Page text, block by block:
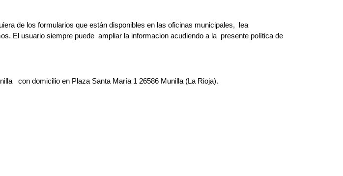
de los formularios que están disponibles en las oficinas municipales, lea
El usuario siempre puede ampliar la informacion acudiendo a la presente política de
con domicilio en Plaza Santa María 1 26586 Munilla (La Rioja).